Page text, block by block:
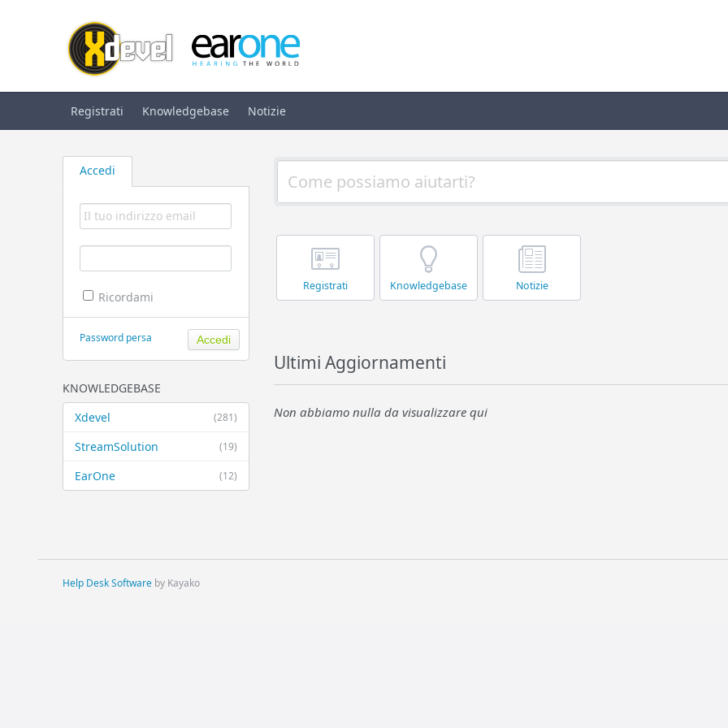
Registrati Knowledgebase Notizie
Accedi
Ricordami
Password persa
KNOWLEDGEBASE
(281)
Xdevel
(19)
StreamSolution
(12)
EarOne
Registrati Knowledgebase Notizie
Ultimi Aggiornamenti
Non abbiamo nulla da visualizzare qui
Help Desk Software by Kayako